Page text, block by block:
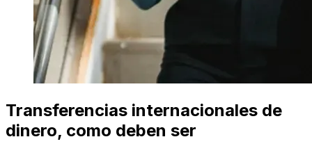
Transferencias internacionales de
dinero, como deben ser